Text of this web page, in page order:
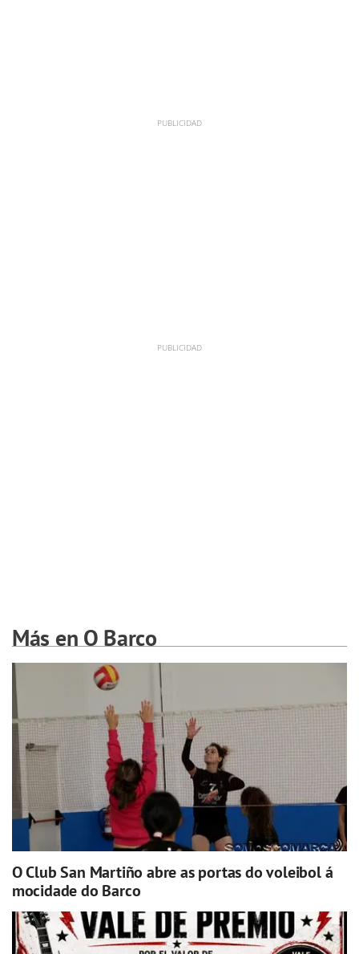
Más en O Barco
O Club San Martiño abre as portas do voleibol á
mocidade do Barco